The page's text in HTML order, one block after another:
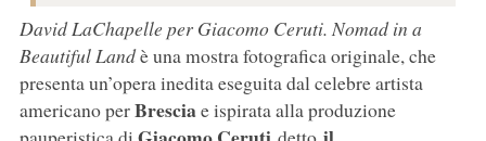
David LaChapelle per Giacomo Ceruti. Nomad in a
Beautiful Landè una mostra fotografica originale, che
presenta un’opera inedita eseguita dal celebre artista
americano perBresciae ispirata alla produzione